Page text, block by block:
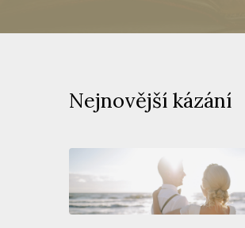
Nejnovější kázání